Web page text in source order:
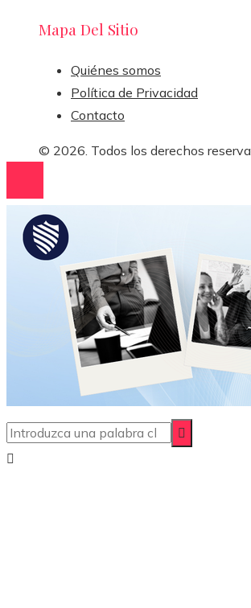
Mapa Del Sitio
Quiénes somos
Política de Privacidad
Contacto
© 2026. Todos los derechos